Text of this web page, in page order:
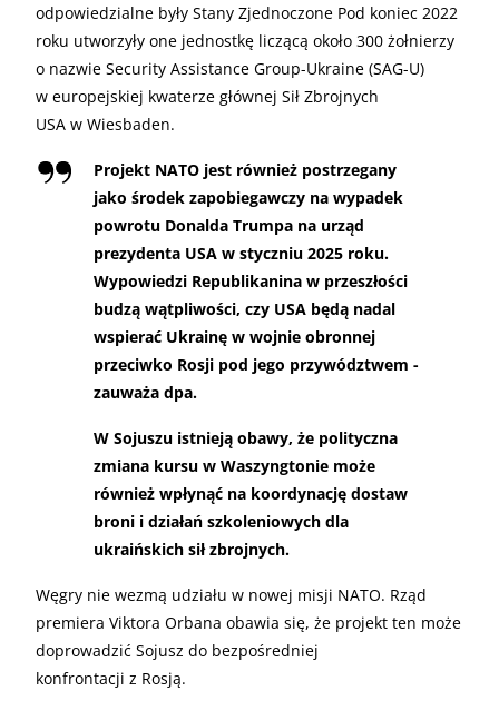
odpowiedzialne były Stany Zjednoczone Pod koniec 2022
roku utworzyły one jednostkę liczącą około 300 żołnierzy
o nazwie Security Assistance Group-Ukraine (SAG-U)
w europejskiej kwaterze głównej Sił Zbrojnych
USA w Wiesbaden.
Projekt NATO jest również postrzegany
jako środek zapobiegawczy na wypadek
powrotu Donalda Trumpa na urząd
prezydenta USA w styczniu 2025 roku.
Wypowiedzi Republikanina w przeszłości
budzą wątpliwości, czy USA będą nadal
wspierać Ukrainę w wojnie obronnej
przeciwko Rosji pod jego przywództwem -
zauważa dpa.
W Sojuszu istnieją obawy, że polityczna
zmiana kursu w Waszyngtonie może
również wpłynąć na koordynację dostaw
broni i działań szkoleniowych dla
ukraińskich sił zbrojnych.
Węgry nie wezmą udziału w nowej misji NATO. Rząd
premiera Viktora Orbana obawia się, że projekt ten może
doprowadzić Sojusz do bezpośredniej
konfrontacji z Rosją.